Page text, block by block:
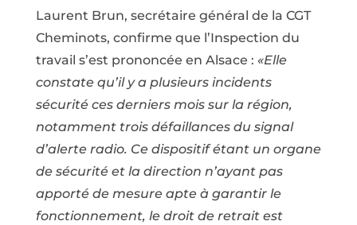
Laurent Brun, secrétaire général de la CGT
Cheminots, confirme que l’Inspection du
travail s’est prononcée en Alsace : «Elle
constate qu’il y a plusieurs incidents
sécurité ces derniers mois sur la région,
notamment trois défaillances du signal
d’alerte radio. Ce dispositif étant un organe
de sécurité et la direction n’ayant pas
apporté de mesure apte à garantir le
fonctionnement, le droit de retrait est